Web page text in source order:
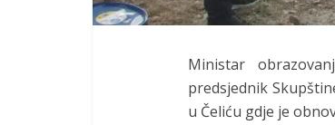
Ministar
predsjednik
u Čeliću gdje je